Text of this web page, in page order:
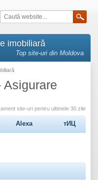
imobiliară
Top site-uri din Moldova
Asigurare
site-uri pentru ultimele 30 zile
Alexa тИЦ